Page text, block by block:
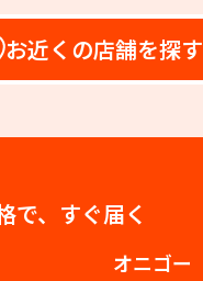
お近くの店舗を探す
で、すぐ届く
オニゴー